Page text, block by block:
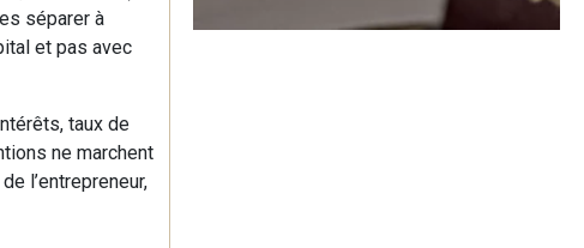
séparer à
et pas avec
taux de
ne marchent
l’entrepreneur,